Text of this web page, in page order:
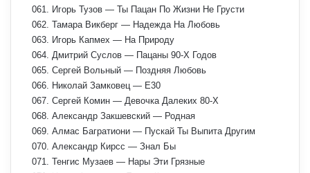
061. Игорь Тузов — Ты Пацан По Жизни Не Грусти
062. Тамара Викберг — Надежда На Любовь
063. Игорь Капмех — На Природу
064. Дмитрий Суслов — Пацаны 90-Х Годов
065. Сергей Вольный — Поздняя Любовь
066. Николай Замковец — Е30
067. Сергей Комин — Девочка Далеких 80-Х
068. Александр Закшевский — Родная
069. Алмас Багратиони — Пускай Ты Выпита Другим
070. Александр Кирсс — Знал Бы
071. Тенгис Музаев — Нары Эти Грязные